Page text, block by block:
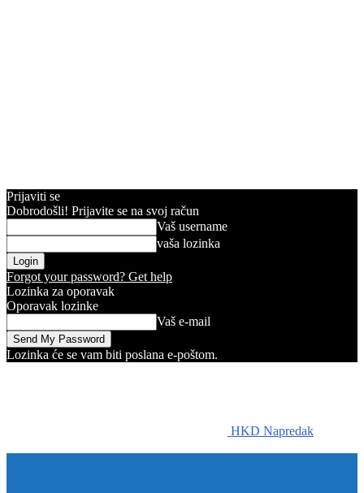
Prijaviti se
Dobrodošli! Prijavite se na svoj račun
Vaš username
vaša lozinka
Forgot your password? Get help
Lozinka za oporavak
Oporavak lozinke
Vaš e-mail
Lozinka će se vam biti poslana e-poštom.
HKD Napredak